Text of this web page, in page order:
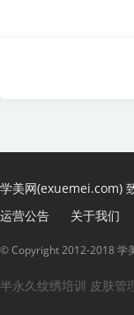
学美网(exuemei.com)
运营公告
关于我们
© Copyright 2012-2018 学
半永久纹绣培训 皮肤管